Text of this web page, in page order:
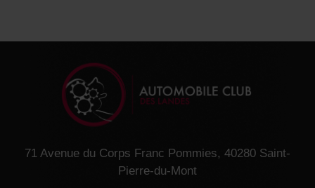
71 Avenue du Corps Franc Pommies, 40280 Saint-
Pierre-du-Mont